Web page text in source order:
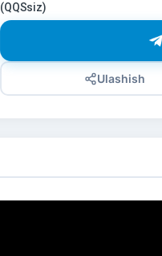
(QQSsiz)
Ulashish